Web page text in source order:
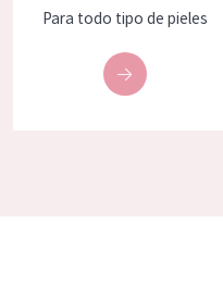
Sérum
Limpieza
Para todo tipo de pieles